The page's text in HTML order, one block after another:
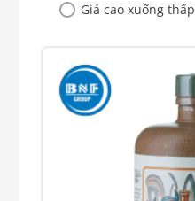
Giá cao xuống thấp